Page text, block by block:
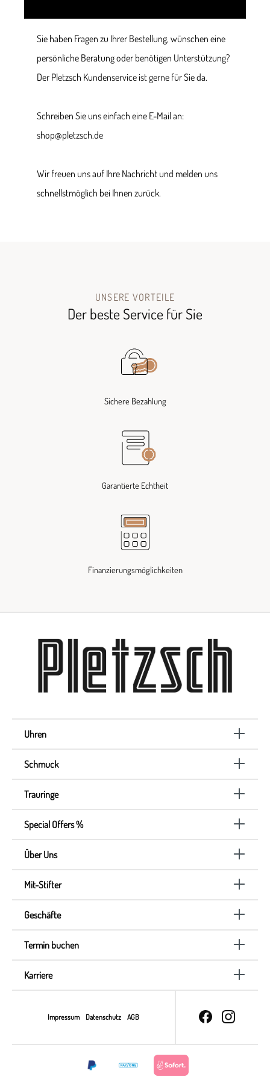
Sie haben Fragen zu Ihrer Bestellung, wünschen eine
persönliche Beratung oder benötigen Unterstützung?
Der Pletzsch Kundenservice ist gerne für Sie da.
Schreiben Sie uns einfach eine E-Mail an:
shop@pletzsch.de
Wir freuen uns auf Ihre Nachricht und melden uns
schnellstmöglich bei Ihnen zurück.
UNSERE VORTEILE
Der beste Service für Sie
Sichere Bezahlung
Garantierte Echtheit
Finanzierungsmöglichkeiten
Uhren
Schmuck
Trauringe
Special Offers %
Über Uns
Mit-Stifter
Geschäfte
Termin buchen
Karriere
Impressum Datenschutz AGB